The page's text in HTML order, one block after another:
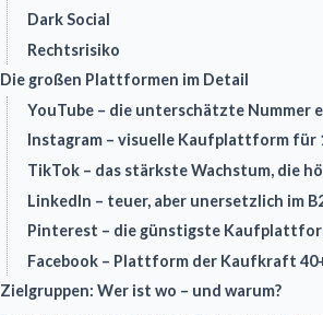
Dark Social
Rechtsrisiko
Die großen Plattformen im Detail
YouTube – die unterschätzte Nummer
Instagram – visuelle Kaufplattform für
TikTok – das stärkste Wachstum, die
LinkedIn – teuer, aber unersetzlich im
Pinterest – die günstigste
Facebook – Plattform der Kaufkraft
Zielgruppen: Wer ist wo – und warum?